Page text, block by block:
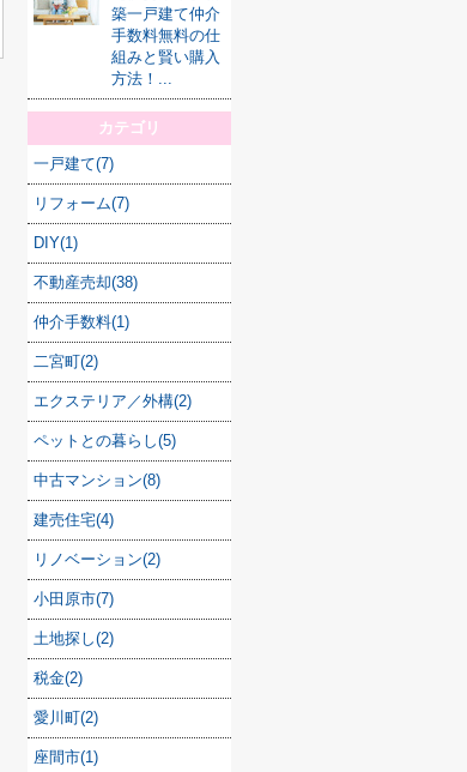
築一戸建て仲介
手数料無料の仕
組みと賢い購入
方法！...
カテゴリ
一戸建て(7)
リフォーム(7)
DIY(1)
不動産売却(38)
仲介手数料(1)
二宮町(2)
エクステリア／外構(2)
ペットとの暮らし(5)
中古マンション(8)
建売住宅(4)
リノベーション(2)
小田原市(7)
土地探し(2)
税金(2)
愛川町(2)
座間市(1)